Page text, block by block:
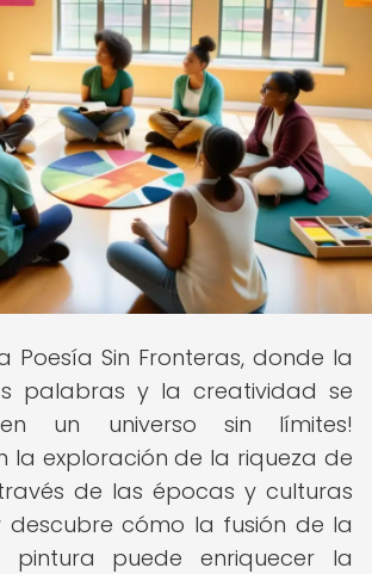
Poesía Sin Fronteras, donde la
palabras y la creatividad se
un universo sin límites!
la exploración de la riqueza de
de las épocas y culturas
descubre cómo la fusión de la
puede enriquecer la